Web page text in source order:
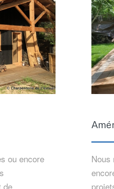
ou encore
de
Nous